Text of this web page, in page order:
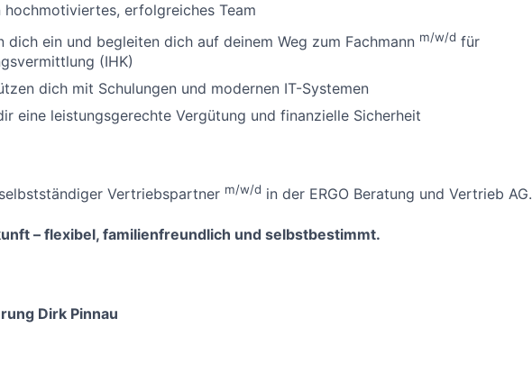
hochmotiviertes, erfolgreiches Team
dich ein und begleiten dich auf deinem Weg zum Fachmann m/w/d für
(IHK)
dich mit Schulungen und modernen IT-Systemen
eine leistungsgerechte Vergütung und finanzielle Sicherheit
Vertriebspartner m/w/d in der ERGO Beratung und Vertrieb AG.
– flexibel, familienfreundlich und selbstbestimmt.
Dirk Pinnau